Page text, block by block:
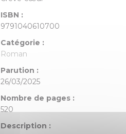
ISBN :
9791040610700
Catégorie :
Roman
Parution :
26/03/2025
Nombre de pages :
520
Description :